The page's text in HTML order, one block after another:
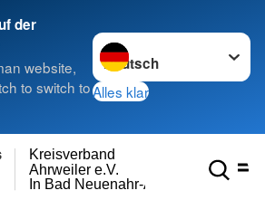
der
website,
to switch to
Sprache wechseln zu
Alles klar
In Bad Neuenahr-Ahrweiler
Ahrweiler e.V.
Kreisverband